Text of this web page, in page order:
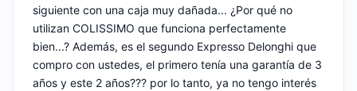
siguiente con una caja muy dañada... ¿Por qué no
utilizan COLISSIMO que funciona perfectamente
bien...? Además, es el segundo Expresso Delonghi que
compro con ustedes, el primero tenía una garantía de 3
años y este 2 años??? por lo tanto, ya no tengo interés